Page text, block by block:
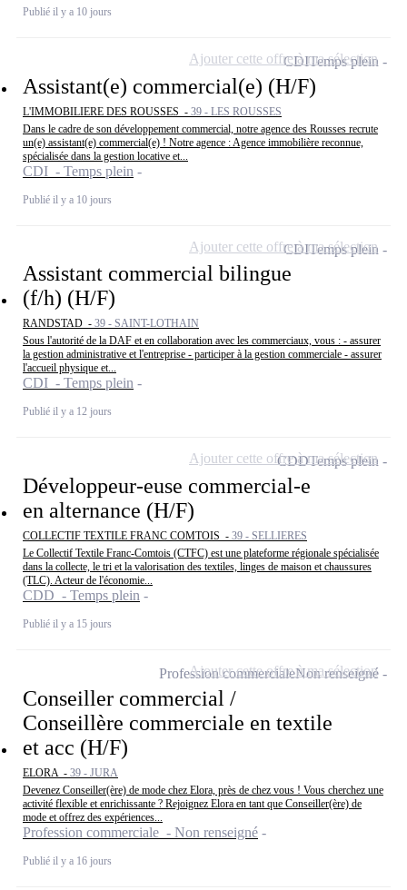
Publié il y a 10 jours
Assistant(e) commercial(e) (H/F)
L'IMMOBILIERE DES ROUSSES - 39 - LES ROUSSES
Dans le cadre de son développement commercial, notre agence des Rousses recrute
un(e) assistant(e) commercial(e) ! Notre agence : Agence immobilière reconnue,
spécialisée dans la gestion locative et...
CDI - Temps plein
Publié il y a 10 jours
CDITemps plein
Ajouter cette offre à ma sélection
Assistant commercial bilingue
(f/h) (H/F)
RANDSTAD - 39 - SAINT-LOTHAIN
Sous l'autorité de la DAF et en collaboration avec les commerciaux, vous : - assurer
la gestion administrative et l'entreprise - participer à la gestion commerciale - assurer
l'accueil physique et...
CDI - Temps plein
Publié il y a 12 jours
CDITemps plein
Ajouter cette offre à ma sélection
Développeur-euse commercial-e
en alternance (H/F)
COLLECTIF TEXTILE FRANC COMTOIS - 39 - SELLIERES
Le Collectif Textile Franc-Comtois (CTFC) est une plateforme régionale spécialisée
dans la collecte, le tri et la valorisation des textiles, linges de maison et chaussures
(TLC). Acteur de l'économie...
CDD - Temps plein
Publié il y a 15 jours
CDDTemps plein
Ajouter cette offre à ma sélection
Conseiller commercial /
Conseillère commerciale en textile
et acc (H/F)
ELORA - 39 - JURA
Devenez Conseiller(ère) de mode chez Elora, près de chez vous ! Vous cherchez une
activité flexible et enrichissante ? Rejoignez Elora en tant que Conseiller(ère) de
mode et offrez des expériences...
Profession commerciale - Non renseigné
Publié il y a 16 jours
Profession commercialeNon renseigné
Ajouter cette offre à ma sélection